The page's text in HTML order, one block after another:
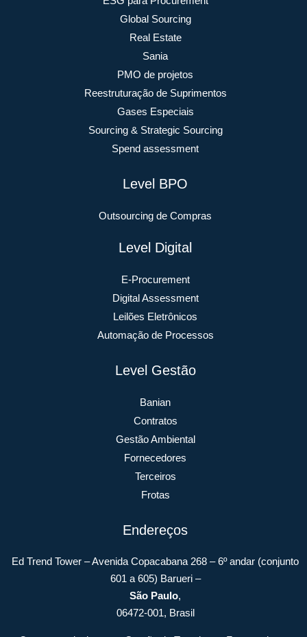
Global Sourcing
Real Estate
Sania
PMO de projetos
Reestruturação de Suprimentos
Gases Especiais
Sourcing & Strategic Sourcing
Spend assessment
Level BPO
Outsourcing de Compras
Level Digital
E-Procurement
Digital Assessment
Leilões Eletrônicos
Automação de Processos
Level Gestão
Banian
Contratos
Gestão Ambiental
Fornecedores
Terceiros
Frotas
Endereços
Ed Trend Tower – Avenida Copacabana 268 – 6º andar (conjunto
601 a 605) Barueri –
São Paulo,
06472-001, Brasil